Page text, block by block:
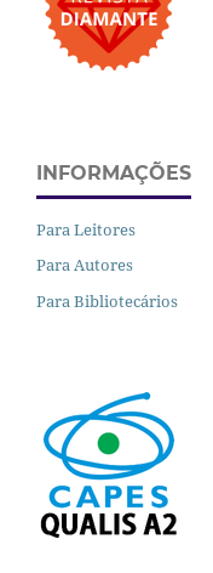
INFORMAÇÕES
Para Leitores
Para Autores
Para Bibliotecários